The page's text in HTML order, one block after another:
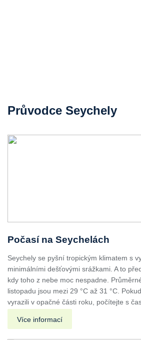
Průvodce Seychely
Počasí na Seychelách
Seychely se pyšní tropickým klimatem s
minimálními dešťovými srážkami. A to
kdy toho z nebe moc nespadne.
listopadu jsou mezi 29 °C až 31 °C.
vyrazili v opačné části roku, počítejte s
Více informací